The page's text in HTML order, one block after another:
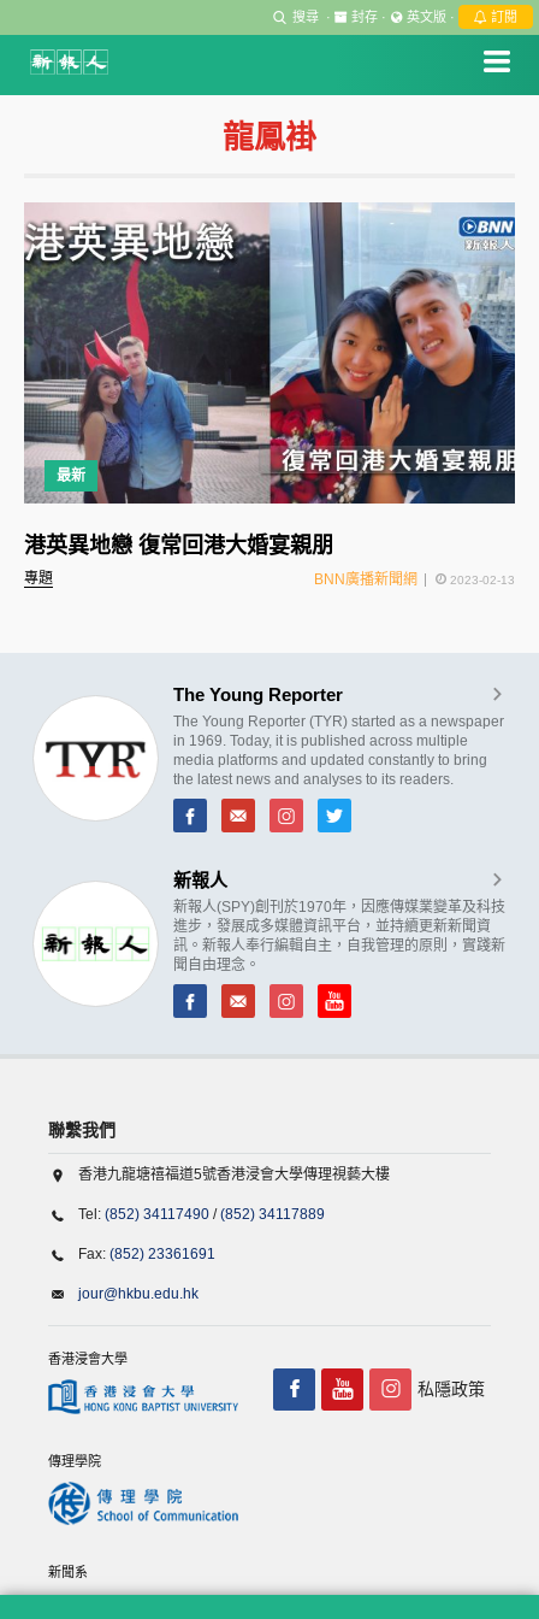
搜尋 · 封存 · 英文版 · 訂閱
龍鳳褂
最新
專題
港英異地戀 復常回港大婚宴親朋
BNN廣播新聞網 2023-02-13
The Young Reporter
The Young Reporter (TYR) started as a newspaper
in 1969. Today, it is published across multiple
media platforms and updated constantly to bring
the latest news and analyses to its readers.
新報人
新報人(SPY)創刊於1970年，因應傳媒業變革及科技
進步，發展成多媒體資訊平台，並持續更新新聞資
訊。新報人奉行編輯自主，自我管理的原則，實踐新
聞自由理念。
聯繫我們
香港九龍塘禧福道5號香港浸會大學傳理視藝大樓
Tel: (852) 34117490 /(852) 34117889
Fax: (852) 23361691
jour@hkbu.edu.hk
香港浸會大學
傳理學院
新聞系
私隱政策